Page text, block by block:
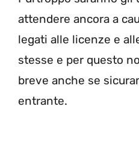
attendere ancora a
legati alle licenze e
stesse e per questo
breve anche se
entrante.